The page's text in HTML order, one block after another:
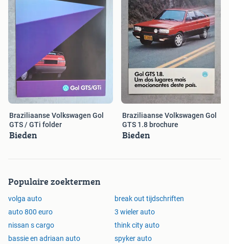
Braziliaanse Volkswagen Gol
GTS / GTi folder
Bieden
Braziliaanse Volkswagen Gol
GTS 1.8 brochure
Bieden
Populaire zoektermen
volga auto
break out tijdschriften
auto 800 euro
3 wieler auto
nissan s cargo
think city auto
bassie en adriaan auto
spyker auto